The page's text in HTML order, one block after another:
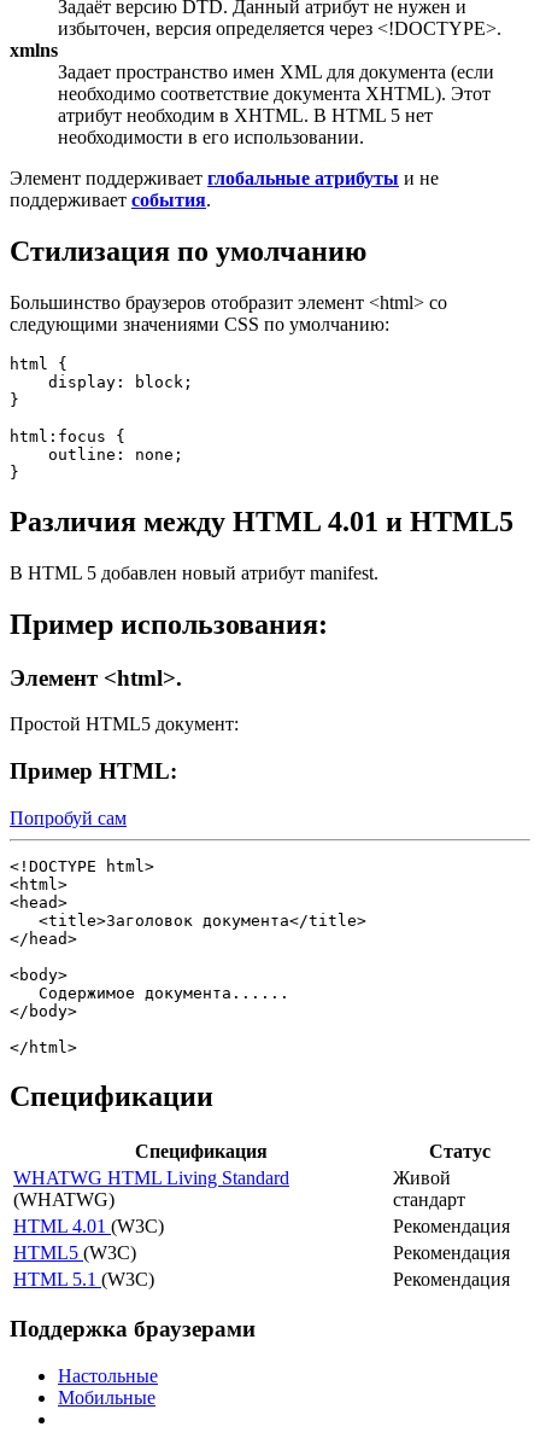
Задаёт версию DTD. Данный атрибут не нужен и
избыточен, версия определяется через <!DOCTYPE>.
xmlns
Задает пространство имен XML для документа (если
необходимо соответствие документа XHTML). Этот
атрибут необходим в XHTML. В HTML 5 нет
необходимости в его использовании.
Элемент поддерживает глобальные атрибуты и не
поддерживает события.
Стилизация по умолчанию
Большинство браузеров отобразит элемент <html> со
следующими значениями CSS по умолчанию:
html {
    display: block;
}
html:focus {
    outline: none;
}
Различия между HTML 4.01 и HTML5
В HTML 5 добавлен новый атрибут manifest.
Пример использования:
Элемент <html>.
Простой HTML5 документ:
Пример HTML:
Попробуй сам
<!DOCTYPE html>
<html>
<head>
   <title>Заголовок документа</title>
</head>
<body>
   Содержимое документа......
</body>
</html>
Спецификации
Спецификация
Статус
WHATWG HTML Living Standard
(WHATWG)
Живой
стандарт
HTML 4.01 (W3C)
Рекомендация
HTML5 (W3C)
Рекомендация
HTML 5.1 (W3C) Рекомендация
Поддержка браузерами
Настольные
Мобильные